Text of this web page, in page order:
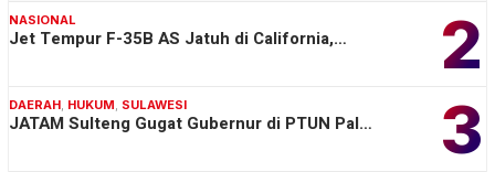
2
NASIONAL
Jet Tempur F-35B AS Jatuh di California,…
3
DAERAH, HUKUM, SULAWESI
JATAM Sulteng Gugat Gubernur di PTUN Pal…